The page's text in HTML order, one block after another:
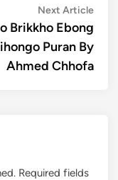
Next ArticleNext
Brikkho Ebong
Puran By
Ahmed Chhofa
Required fields